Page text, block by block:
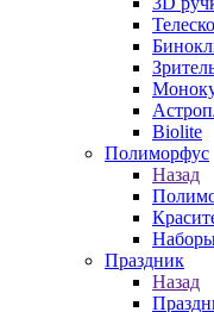
Biolite
Полиморфус
Назад
Праздник
Назад